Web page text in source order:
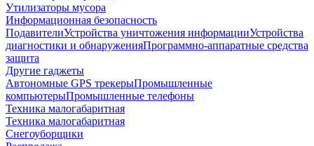
Утилизаторы мусора
Информационная безопасность
ПодавителиУстройства уничтожения информацииУстройства
диагностики и обнаруженияПрограммно-аппаратные средства
защита
Другие гаджеты
Автономные GPS трекерыПромышленные
компьютерыПромышленные телефоны
Техника малогабаритная
Техника малогабаритная
Снегоуборщики